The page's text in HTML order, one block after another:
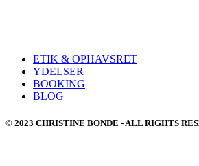
ETIK & OPHAVSRET
YDELSER
BOOKING
BLOG
© 2023 CHRISTINE BONDE - ALL RIGHTS